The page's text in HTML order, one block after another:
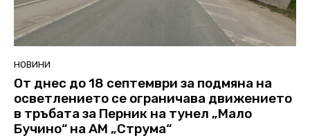
НОВИНИ
От днес до 18 септември за подмяна на
осветлението се ограничава движението
в тръбата за Перник на тунел „Мало
Бучино“ на АМ „Струма“